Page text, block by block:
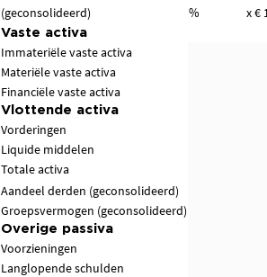
(geconsolideerd) % x €
Vaste activa
Immateriële vaste activa
Materiële vaste activa
Financiële vaste activa
Vlottende activa
Vorderingen
Liquide middelen
Totale activa
Aandeel derden (geconsolideerd)
Groepsvermogen (geconsolideerd)
Overige passiva
Voorzieningen
Langlopende schulden